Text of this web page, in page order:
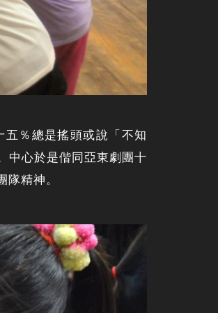
％總是搖頭或說「不知
中心於是偕同亞東劇團十
精神。